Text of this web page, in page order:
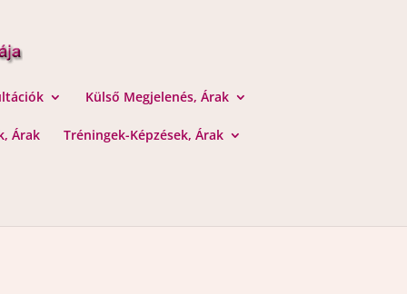
Külső Megjelenés, Árak
Árak Tréningek-Képzések, Árak